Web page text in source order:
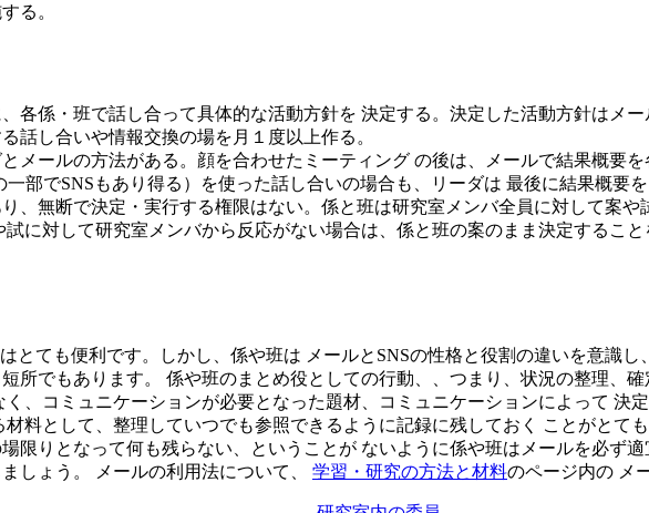
る。
各係・班で話し合って具体的な活動方針を 決定する。決定した活動方針はメ
話し合いや情報交換の場を月１度以上作る。
メールの方法がある。顔を合わせたミーティング の後は、メールで結果概要
部でSNSもあり得る）を使った話し合いの場合も、リーダは 最後に結果概要
、無断で決定・実行する権限はない。係と班は研究室メンバ全員に対して案
に対して研究室メンバから反応がない場合は、係と班の案のまま決定するこ
とても便利です。しかし、係や班は メールとSNSの性格と役割の違いを意識
所でもあります。 係や班のまとめ役としての行動、、つまり、状況の整理、
、コミュニケーションが必要となった題材、コミュニケーションによって 決
料として、整理していつでも参照できるように記録に残しておく ことがとて
限りとなって何も残らない、ということが ないように係や班はメールを必ず
しょう。 メールの利用法について、 学習・研究の方法と材料のページ内の メ